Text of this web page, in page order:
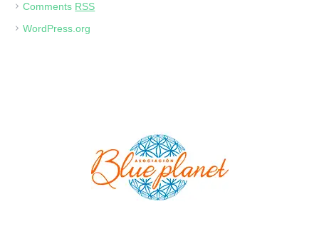
Comments RSS
WordPress.org